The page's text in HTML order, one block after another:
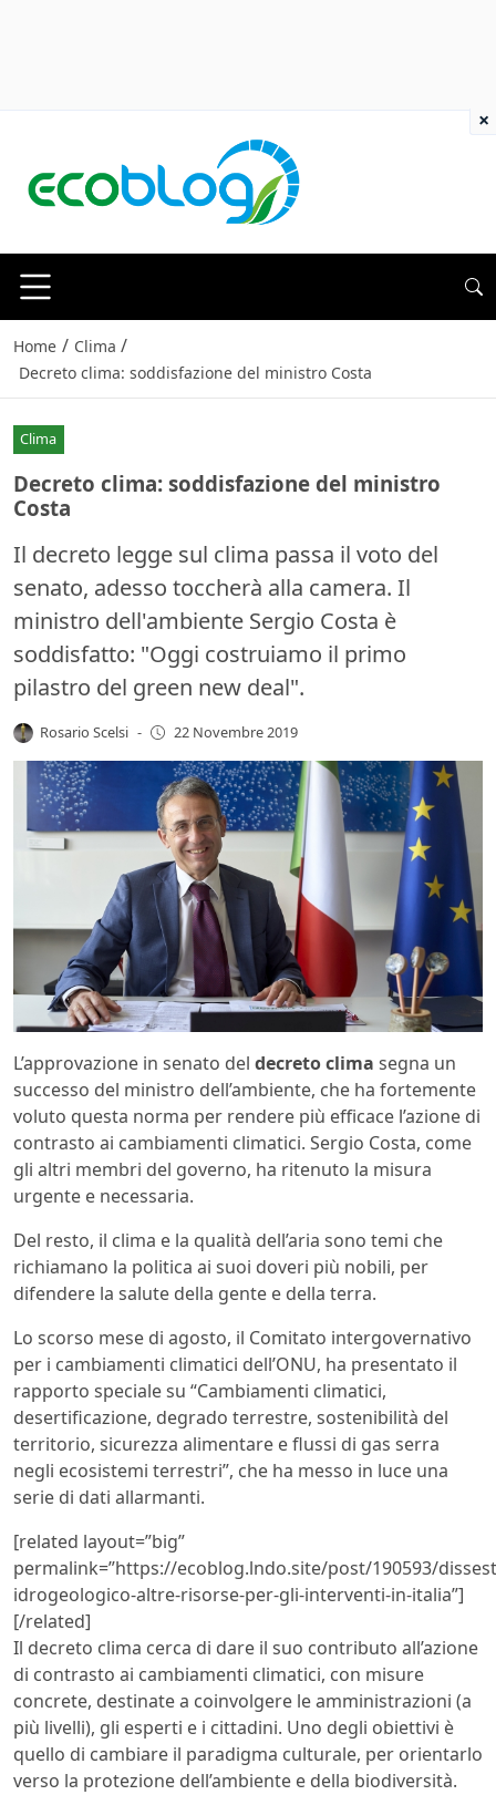
Home / Clima /
Decreto clima: soddisfazione del ministro Costa
Clima
Decreto clima: soddisfazione del ministro
Costa
Il decreto legge sul clima passa il voto del
senato, adesso toccherà alla camera. Il
ministro dell'ambiente Sergio Costa è
soddisfatto: "Oggi costruiamo il primo
pilastro del green new deal".
Rosario Scelsi - 22 Novembre 2019
L’approvazione in senato del decreto clima segna un
successo del ministro dell’ambiente, che ha fortemente
voluto questa norma per rendere più efficace l’azione di
contrasto ai cambiamenti climatici. Sergio Costa, come
gli altri membri del governo, ha ritenuto la misura
urgente e necessaria.
Del resto, il clima e la qualità dell’aria sono temi che
richiamano la politica ai suoi doveri più nobili, per
difendere la salute della gente e della terra.
Lo scorso mese di agosto, il Comitato intergovernativo
per i cambiamenti climatici dell’ONU, ha presentato il
rapporto speciale su “Cambiamenti clima­tici,
desertificazione, degrado terrestre, so­stenibilità del
territorio, sicurezza alimentare e flussi di gas serra
negli ecosistemi terre­stri”, che ha messo in luce una
serie di dati allarmanti.
[related layout=”big”
permalink=”https://ecoblog.lndo.site/post/190593/
idrogeologico-altre-risorse-per-gli-interventi-in-italia”]
[/related]
Il decreto clima cerca di dare il suo contributo all’azione
di contrasto ai cambiamenti climatici, con misure
concrete, destinate a coinvolgere le amministrazioni (a
più livelli), gli esperti e i cittadini. Uno degli obiettivi è
quello di cambiare il paradigma culturale, per orientarlo
verso la protezione dell’ambiente e della biodiversità.
×